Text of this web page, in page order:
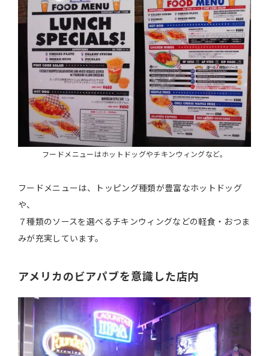
フードメニューはホットドッグやチキンウィングなど。
フードメニューは、トッピング種類が豊富なホットドッグ
や、
７種類のソースを選べるチキンウィングなどの軽食・おつま
みが充実しています。
アメリカのビアパブを意識した店内